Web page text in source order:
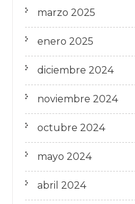
marzo 2025
enero 2025
diciembre 2024
noviembre 2024
octubre 2024
mayo 2024
abril 2024